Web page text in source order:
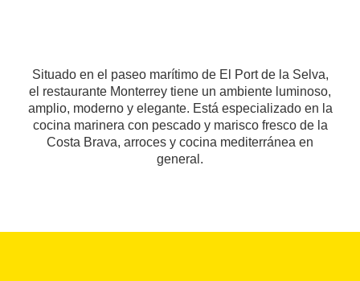
Situado en el paseo marítimo de El Port de la Selva,
el restaurante Monterrey tiene un ambiente luminoso,
amplio, moderno y elegante. Está especializado en la
cocina marinera con pescado y marisco fresco de la
Costa Brava, arroces y cocina mediterránea en
general.